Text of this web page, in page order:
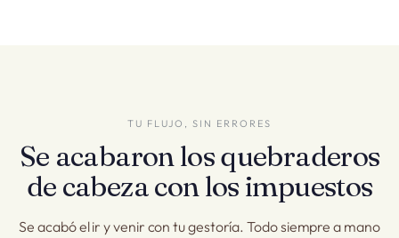
TU FLUJO, SIN ERRORES
Se acabaron los quebraderos
de cabeza con los impuestos
Se acabó el ir y venir con tu gestoría. Todo siempre a mano